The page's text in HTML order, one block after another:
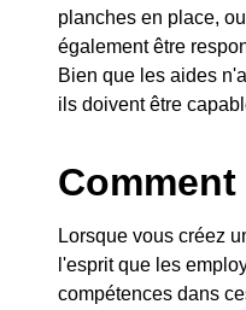
planches en place,
également être
Bien que les aides
ils doivent être
Lorsque vous créez
l'esprit que les
compétences dans